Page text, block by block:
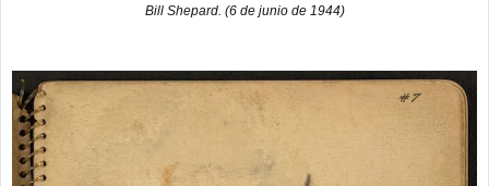
Bill Shepard. (6 de junio de 1944)